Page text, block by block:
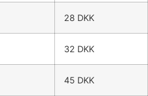
28 DKK
32 DKK
45 DKK